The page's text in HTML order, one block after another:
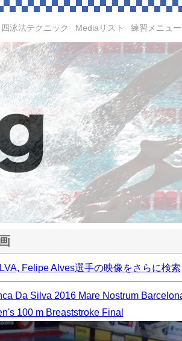
四泳法テクニック Mediaリスト 練習メニュー
Felipe Alves選手の映像をさらに検索
Da Silva 2016 Mare Nostrum
100 m Breaststroke Final